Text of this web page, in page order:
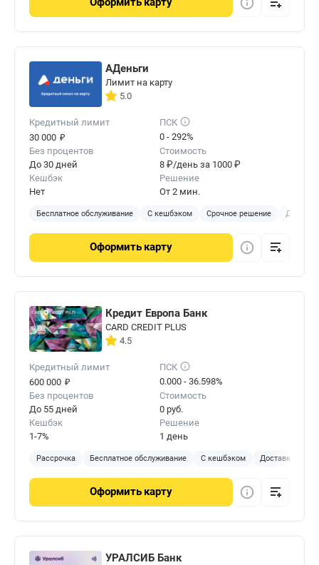
АДеньги
Лимит на карту
5.0
Кредитный лимит
30 000 ₽
ПСК
0 - 292%
Без процентов
До 30 дней
Стоимость
8 ₽/день за 1000 ₽
Кешбэк
Нет
Решение
От 2 мин.
Бесплатное обслуживание С кешбэком Срочное решение
Оформить карту
Кредит Европа Банк
CARD CREDIT PLUS
4.5
Кредитный лимит
600 000 ₽
ПСК
0.000 - 36.598%
Без процентов
До 55 дней
Стоимость
0 руб.
Кешбэк
1-7%
Решение
1 день
Рассрочка Бесплатное обслуживание С кешбэком Доставка на
Оформить карту
УРАЛСИБ Банк